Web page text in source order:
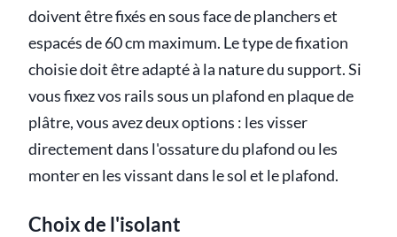
doivent être fixés en sous face de planchers et
espacés de 60 cm maximum. Le type de fixation
choisie doit être adapté à la nature du support. Si
vous fixez vos rails sous un plafond en plaque de
plâtre, vous avez deux options : les visser
directement dans l'ossature du plafond ou les
monter en les vissant dans le sol et le plafond.
Choix de l'isolant